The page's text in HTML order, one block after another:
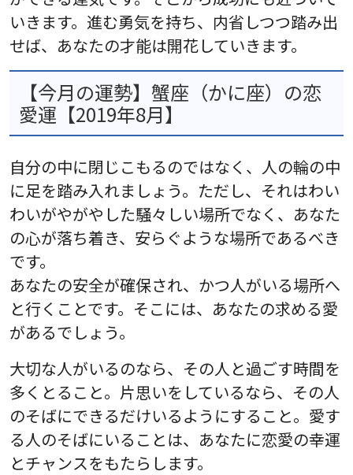
いきます。進む勇気を持ち、内省しつつ踏み出
せば、あなたの才能は開花していきます。
【今月の運勢】蟹座（かに座）の恋
愛運【2019年8月】
自分の中に閉じこもるのではなく、人の輪の中
に足を踏み入れましょう。ただし、それはわい
わいがやがやした騒々しい場所でなく、あなた
の心が落ち着き、安らぐような場所であるべき
です。
あなたの安全が確保され、かつ人がいる場所へ
と行くことです。そこには、あなたの求める愛
があるでしょう。
大切な人がいるのなら、その人と過ごす時間を
多くとること。片思いをしているなら、その人
のそばにできるだけいるようにすること。愛す
る人のそばにいることは、あなたに恋愛の幸運
とチャンスをもたらします。